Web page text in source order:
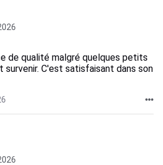
de qualité malgré quelques petits
survenir. C'est satisfaisant dans son